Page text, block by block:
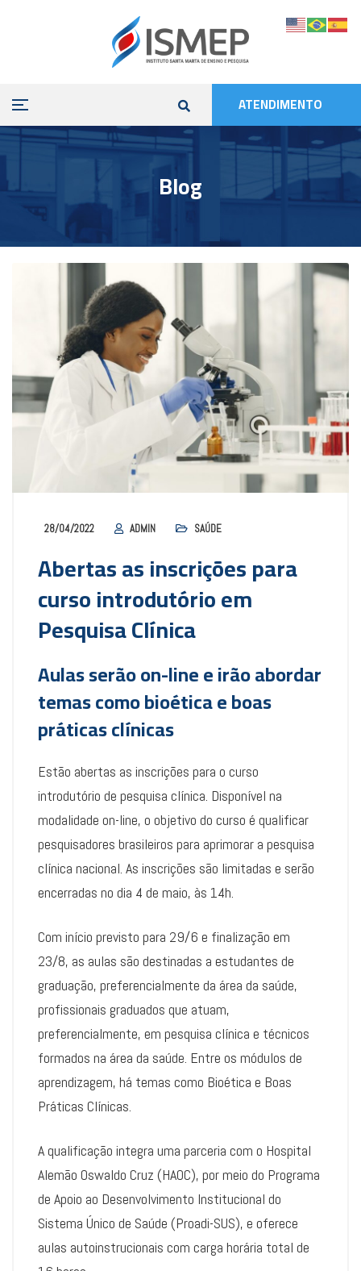
ATENDIMENTO
Blog
28/04/2022 ADMIN SAÚDE
Abertas as inscrições para
curso introdutório em
Pesquisa Clínica
Aulas serão on-line e irão abordar
temas como bioética e boas
práticas clínicas
Estão abertas as inscrições para o curso
introdutório de pesquisa clínica. Disponível na
modalidade on-line, o objetivo do curso é qualificar
pesquisadores brasileiros para aprimorar a pesquisa
clínica nacional. As inscrições são limitadas e serão
encerradas no dia 4 de maio, às 14h.
Com início previsto para 29/6 e finalização em
23/8, as aulas são destinadas a estudantes de
graduação, preferencialmente da área da saúde,
profissionais graduados que atuam,
preferencialmente, em pesquisa clínica e técnicos
formados na área da saúde. Entre os módulos de
aprendizagem, há temas como Bioética e Boas
Práticas Clínicas.
A qualificação integra uma parceria com o Hospital
Alemão Oswaldo Cruz (HAOC), por meio do Programa
de Apoio ao Desenvolvimento Institucional do
Sistema Único de Saúde (Proadi-SUS), e oferece
aulas autoinstrucionais com carga horária total de